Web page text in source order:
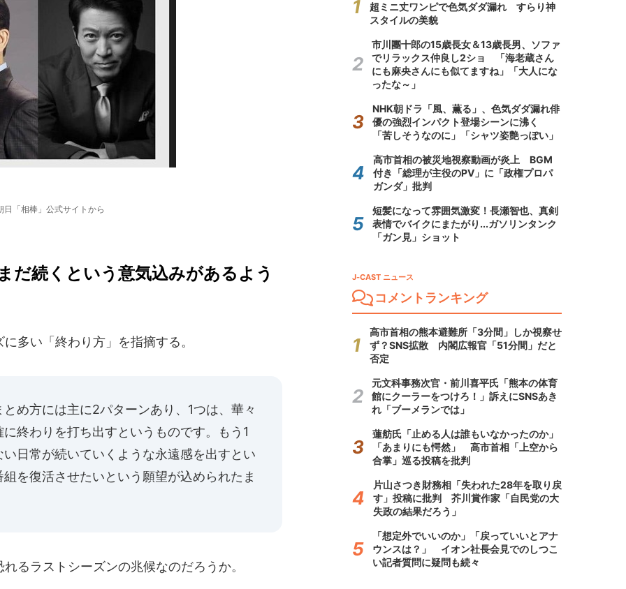
日「相棒」公式サイトから
だ続くという意気込みがあるよう
多い「終わり方」を指摘する。
め方には主に2パターンあり、1つは、華々
終わりを打ち出すというものです。もう1
日常が続いていくような永遠感を出すとい
を復活させたいという願望が込められたま
るラストシーズンの兆候なのだろうか。
超ミニ丈ワンピで色気ダダ漏れ すらり神
スタイルの美貌
市川團十郎の15歳長女＆13歳長男、ソファ
でリラックス仲良し2ショ 「海老蔵さん
にも麻央さんにも似てますね」「大人にな
ったな～」
NHK朝ドラ「風、薫る」、色気ダダ漏れ俳
優の強烈インパクト登場シーンに沸く
「苦しそうなのに」「シャツ姿艶っぽい」
高市首相の被災地視察動画が炎上 BGM
付き「総理が主役のPV」に「政権プロパ
ガンダ」批判
短髪になって雰囲気激変！長瀬智也、真剣
表情でバイクにまたがり...ガソリンタンク
「ガン見」ショット
J-CAST ニュース
コメントランキング
高市首相の熊本避難所「3分間」しか視察せ
ず？SNS拡散 内閣広報官「51分間」だと
否定
元文科事務次官・前川喜平氏「熊本の体育
館にクーラーをつけろ！」訴えにSNSあき
れ「ブーメランでは」
蓮舫氏「止める人は誰もいなかったのか」
「あまりにも愕然」 高市首相「上空から
合掌」巡る投稿を批判
片山さつき財務相「失われた28年を取り戻
す」投稿に批判 芥川賞作家「自民党の大
失政の結果だろう」
「想定外でいいのか」「戻っていいとアナ
ウンスは？」 イオン社長会見でのしつこ
い記者質問に疑問も続々